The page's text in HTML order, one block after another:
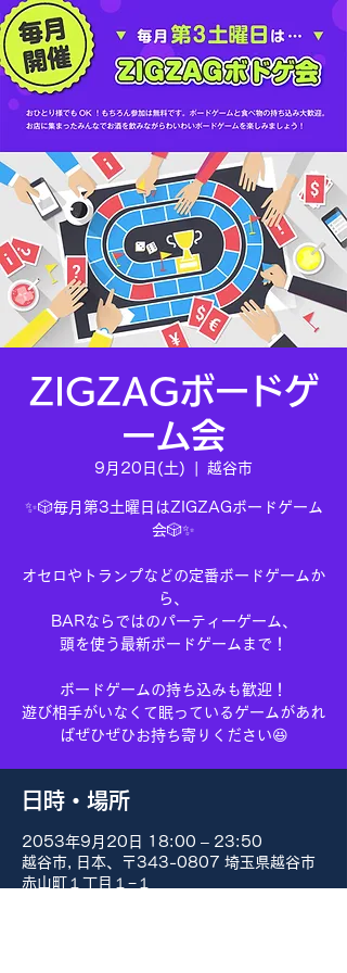
ZIGZAGボードゲ
ーム会
9月20日(土) 越谷市
✨🎲毎月第3土曜日はZIGZAGボードゲーム
会🎲✨
オセロやトランプなどの定番ボードゲームか
ら、
BARならではのパーティーゲーム、
頭を使う最新ボードゲームまで！
ボードゲームの持ち込みも歓迎！
遊び相手がいなくて眠っているゲームがあれ
ばぜひぜひお持ち寄りください😆
日時・場所
2053年9月20日 18:00 – 23:50
越谷市, 日本、〒343-0807 埼玉県越谷市
赤山町１丁目１−１